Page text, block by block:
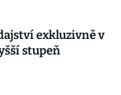
exkluzivně v
stupeň